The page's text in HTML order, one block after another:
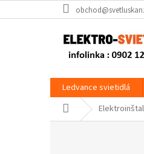
na
Ledvance svietidlá
Domov